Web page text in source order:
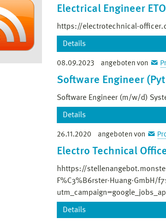
Electrical Engineer
https://electrotechnical-
Details
Timeless Offer:
SR. ELECTRICAL
experience for one of our
Education to achieve ETO
08.09.2023 angeboten von
Software Engineer
Software Engineer (m/w/d)
Details
Werden Sie Teil unseres
bei, neuartige Lösungen für
Link
26.11.2020 angeboten von
Electro Technical
hhttps://
F%C3%B6rster-Huang-GmbH/
Details